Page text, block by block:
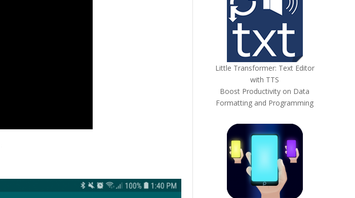
Little Transformer: Text Editor
with TTS
Boost Productivity on Data
Formatting and Programming